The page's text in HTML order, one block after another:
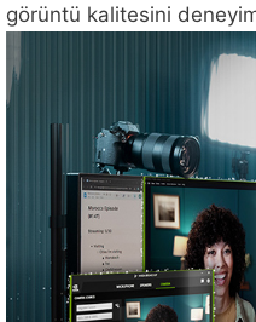
görüntü kalitesini